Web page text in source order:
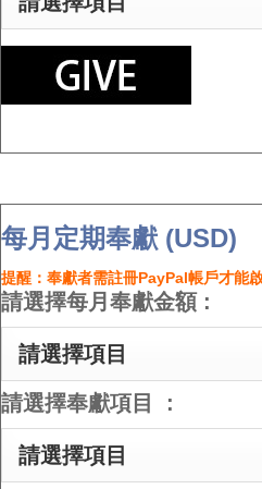
每月定期奉獻 (USD)
提醒：奉獻者需註冊PayPal帳戶才能
請選擇每月奉獻金額 :
請選擇奉獻項目 :